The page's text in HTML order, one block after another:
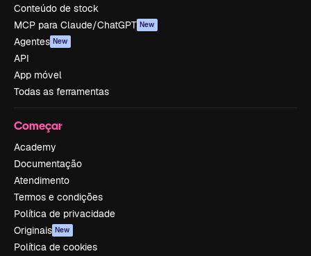
Conteúdo de stock
MCP para Claude/ChatGPT New
Agentes New
API
App móvel
Todas as ferramentas
Começar
Academy
Documentação
Atendimento
Termos e condições
Política de privacidade
Originais New
Política de cookies